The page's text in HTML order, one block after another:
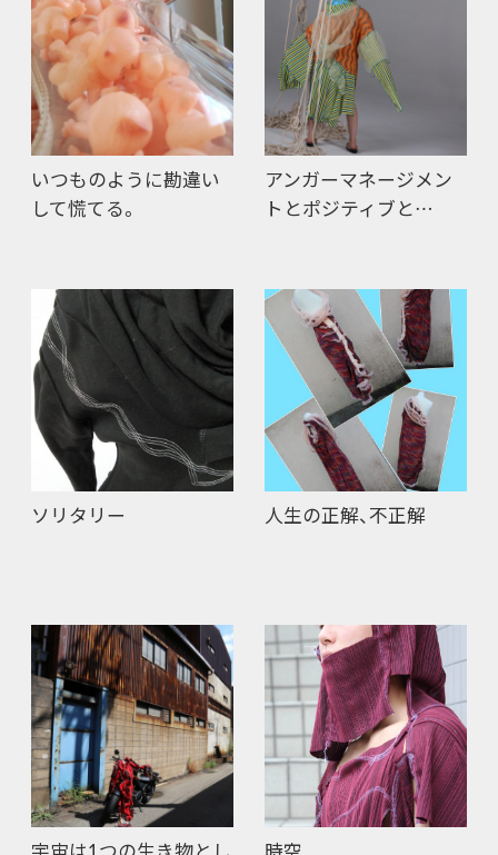
いつものように勘違い
して慌てる。
アンガーマネージメン
トとポジティブと…
ソリタリー 人生の正解、不正解